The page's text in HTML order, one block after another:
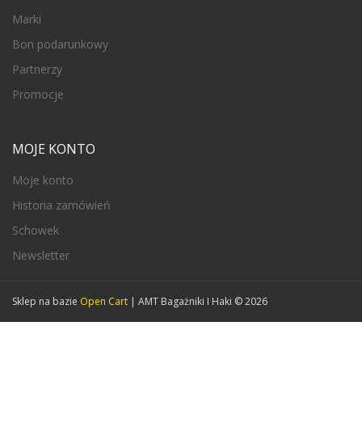
Marki
Bon podarunkowy
Partnerzy
Promocje
MOJE KONTO
Moje konto
Historia zamówień
Schowek
Newsletter
Sklep na bazie Open Cart | AMT Bagażniki I Haki © 2026